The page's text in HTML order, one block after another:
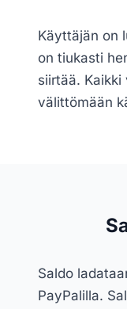
Käyttäjän on
on tiukasti
siirtää.
välittömään
Saldo
PayPalilla.